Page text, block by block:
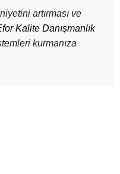
artırması ve
Kalite Danışmanlık
kurmanıza